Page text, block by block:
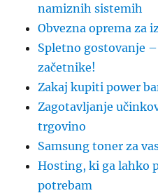
namiznih sistemih
Obvezna oprema za
Spletno gostovanje
začetnike!
Zakaj kupiti power
Zagotavljanje
trgovino
Samsung toner za
Hosting, ki ga lahko
potrebam